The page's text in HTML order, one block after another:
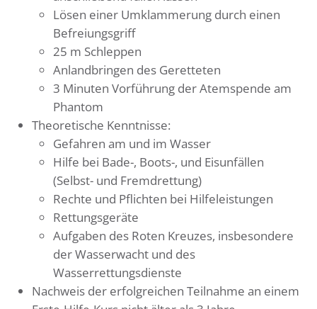
Lösen einer Umklammerung durch einen
Befreiungsgriff
25 m Schleppen
Anlandbringen des Geretteten
3 Minuten Vorführung der Atemspende am
Phantom
Theoretische Kenntnisse:
Gefahren am und im Wasser
Hilfe bei Bade-, Boots-, und Eisunfällen
(Selbst- und Fremdrettung)
Rechte und Pflichten bei Hilfeleistungen
Rettungsgeräte
Aufgaben des Roten Kreuzes, insbesondere
der Wasserwacht und des
Wasserrettungsdienste
Nachweis der erfolgreichen Teilnahme an einem